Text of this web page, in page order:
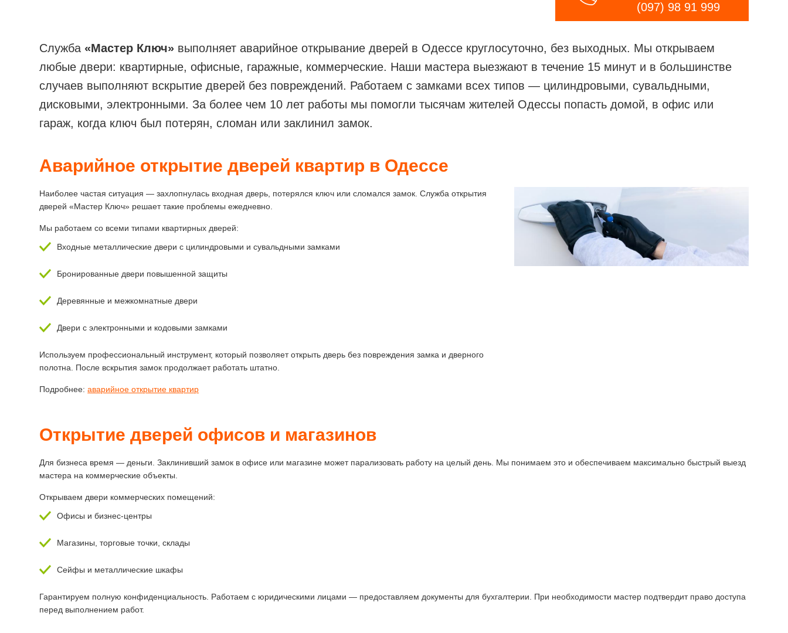
(097) 98 91 999
Служба «Мастер Ключ» выполняет аварийное открывание дверей в Одессе круглосуточно, без выходных. Мы открываем
любые двери: квартирные, офисные, гаражные, коммерческие. Наши мастера выезжают в течение 15 минут и в большинстве
случаев выполняют вскрытие дверей без повреждений. Работаем с замками всех типов — цилиндровыми, сувальдными,
дисковыми, электронными. За более чем 10 лет работы мы помогли тысячам жителей Одессы попасть домой, в офис или
гараж, когда ключ был потерян, сломан или заклинил замок.
Аварийное открытие дверей квартир в Одессе
Наиболее частая ситуация — захлопнулась входная дверь, потерялся ключ или сломался замок. Служба открытия
дверей «Мастер Ключ» решает такие проблемы ежедневно.
Мы работаем со всеми типами квартирных дверей:
Входные металлические двери с цилиндровыми и сувальдными замками
Бронированные двери повышенной защиты
Деревянные и межкомнатные двери
Двери с электронными и кодовыми замками
Используем профессиональный инструмент, который позволяет открыть дверь без повреждения замка и дверного
полотна. После вскрытия замок продолжает работать штатно.
Подробнее:аварийное открытие квартир
Открытие дверей офисов и магазинов
Для бизнеса время — деньги. Заклинивший замок в офисе или магазине может парализовать работу на целый день. Мы понимаем это и обеспечиваем максимально быстрый выезд
мастера на коммерческие объекты.
Открываем двери коммерческих помещений:
Офисы и бизнес-центры
Магазины, торговые точки, склады
Сейфы и металлические шкафы
Гарантируем полную конфиденциальность. Работаем с юридическими лицами — предоставляем документы для бухгалтерии. При необходимости мастер подтвердит право доступа
перед выполнением работ.